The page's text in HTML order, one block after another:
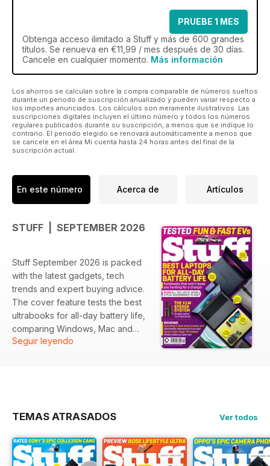
PRUEBE 1 MES
Obtenga acceso ilimitado a Stuff y más de 600 grandes
títulos. Se renueva en €11,99 / mes después de 30 días.
Cancele en cualquier momento. Más información
Los ahorros se calculan sobre la compra comparable de números sueltos
durante un periodo de suscripción anualizado y pueden variar respecto a
los importes anunciados. Los cálculos son meramente ilustrativos. Las
suscripciones digitales incluyen el último número y todos los números
regulares publicados durante su suscripción, a menos que se indique lo
contrario. El periodo elegido se renovará automáticamente a menos que
se cancele en el área Mi cuenta hasta 24 horas antes del final de la
suscripción actual.
En este número Acerca de Artículos
STUFF | SEPTEMBER 2026
Stuff September 2026 is packed
with the latest gadgets, tech
trends and expert buying advice.
The cover feature tests the best
ultrabooks for all-day battery life,
comparing Windows, Mac and
Chromebook options. Reviews
exciting compact EVs, a look
inside a $1 million hi-fi system,
smart home advice, gaming
previews and the magazine’s
Seguir leyendo
TEMAS ATRASADOS Ver todos